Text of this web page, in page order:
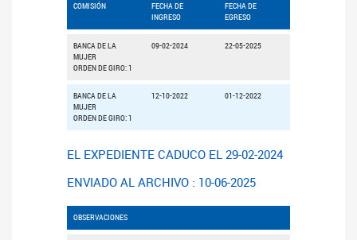
COMISIÓN
FECHA DE
INGRESO
FECHA DE
EGRESO
BANCA DE LA
MUJER
ORDEN DE GIRO: 1
09-02-2024 22-05-2025
BANCA DE LA
MUJER
ORDEN DE GIRO: 1
12-10-2022 01-12-2022
EL EXPEDIENTE CADUCO EL 29-02-2024
ENVIADO AL ARCHIVO : 10-06-2025
OBSERVACIONES